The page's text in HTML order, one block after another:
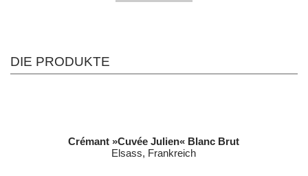
DIE PRODUKTE
Crémant »Cuvée Julien« Blanc Brut
Elsass, Frankreich